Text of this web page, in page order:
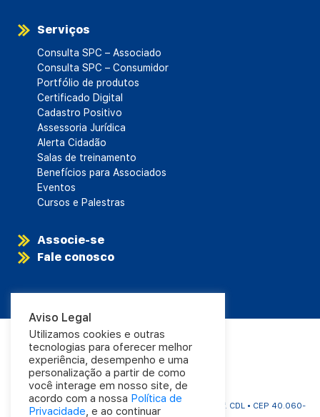
Serviços
Consulta SPC – Associado
Consulta SPC – Consumidor
Portfólio de produtos
Certificado Digital
Cadastro Positivo
Assessoria Jurídica
Alerta Cidadão
Salas de treinamento
Benefícios para Associados
Eventos
Cursos e Palestras
Associe-se
Fale conosco
CDL Salvador | Rua Carlos Gomes, 1063 - Aflitos | Edf. CDL • CEP 40.060-
Aviso Legal
Utilizamos cookies e outras
tecnologias para oferecer melhor
experiência, desempenho e uma
personalização a partir de como
você interage em nosso site, de
acordo com a nossa Política de
Privacidade, e ao continuar